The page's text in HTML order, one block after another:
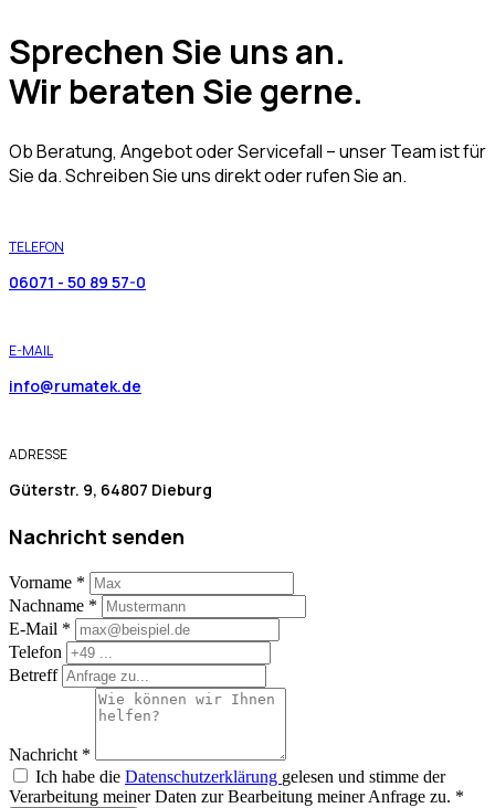
Sprechen Sie uns an.
Wir beraten Sie gerne.
Ob Beratung, Angebot oder Servicefall – unser Team ist für
Sie da. Schreiben Sie uns direkt oder rufen Sie an.
TELEFON
06071 - 50 89 57-0
E-MAIL
info@rumatek.de
ADRESSE
Güterstr. 9, 64807 Dieburg
Nachricht senden
Vorname *
Nachname *
E-Mail *
Telefon
Betreff
Nachricht *
Ich habe die Datenschutzerklärung gelesen und stimme der
Verarbeitung meiner Daten zur Bearbeitung meiner Anfrage zu. *